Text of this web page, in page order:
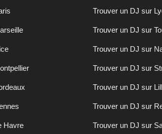
Trouver un DJ sur
Trouver un DJ sur
Trouver un DJ sur
Trouver un DJ sur
Trouver un DJ sur
Trouver un DJ sur
Havre Trouver un DJ sur